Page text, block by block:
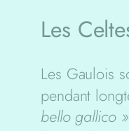
Les
Les Gaulois
pendant
bello gallico »